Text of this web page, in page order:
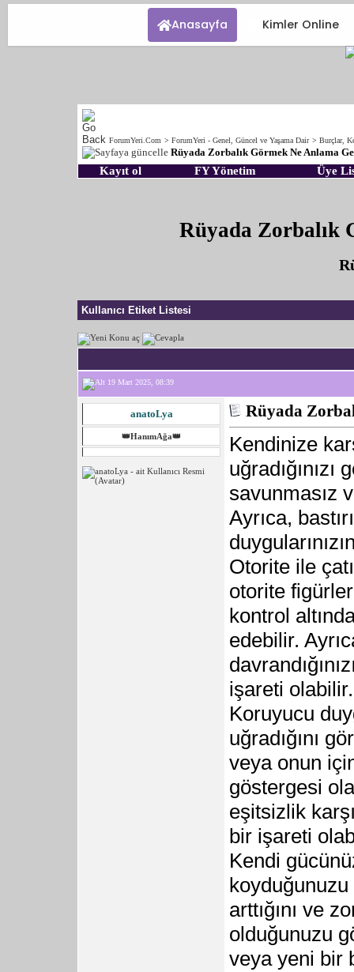
Anasayfa Kimler Online
ForumYeri.Com > ForumYeri - Genel, Güncel ve Yaşama Dair > Burçlar,
Rüyada Zorbalık Görmek Ne Anlama
Kayıt ol FY Yönetim Üye
Rüyada Zorbalık
Kullanıcı Etiket Listesi
19 Mart 2025, 08:39
anatoLya
👑HanımAğa👑
Rüyada
Kendinize
savunmasız
Ayrıca,
Otorite ile
otorite
kontrol
edebilir.
işareti olabilir.
Koruyucu
uğradığını
veya onun
göstergesi
eşitsizlik
bir işareti
Kendi
arttığını ve
olduğunuzu
veya yeni bir